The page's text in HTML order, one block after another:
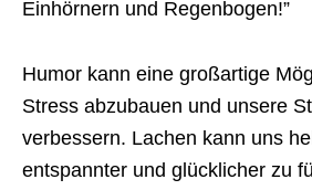
Einhörnern und Regenbogen!”
Humor kann eine großartige
Stress abzubauen und unsere
verbessern. Lachen kann uns
entspannter und glücklicher zu